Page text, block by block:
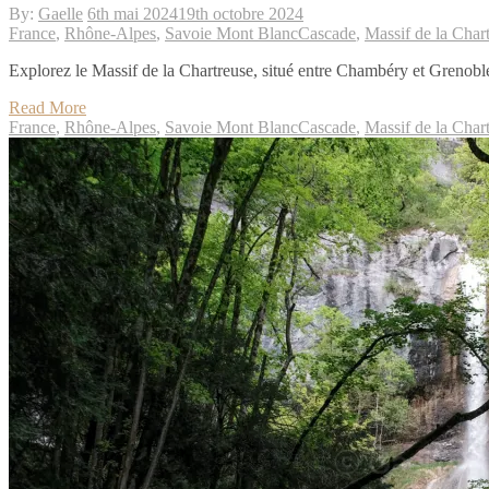
By: Gaelle 6th mai 202419th octobre 2024
France, Rhône-Alpes, Savoie Mont BlancCascade, Massif de la
Explorez le Massif de la Chartreuse, situé entre Chambéry et
Read More
France, Rhône-Alpes, Savoie Mont BlancCascade, Massif de la